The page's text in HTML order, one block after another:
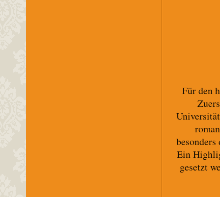
Für den
Ein
gesetzt